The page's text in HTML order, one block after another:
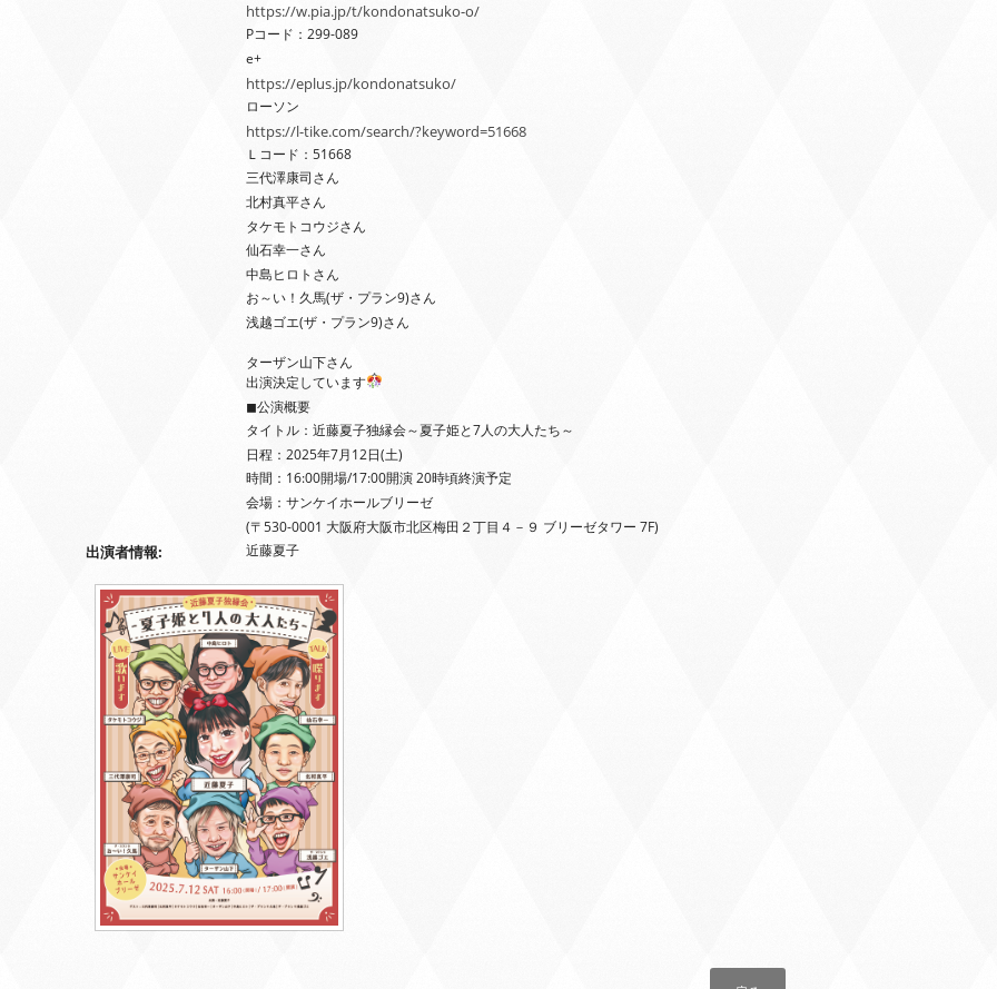
https://w.pia.jp/t/kondonatsuko-o/
Pコード：299-089
e+
https://eplus.jp/kondonatsuko/
ローソン
https://l-tike.com/search/?keyword=51668
Ｌコード：51668
三代澤康司さん
北村真平さん
タケモトコウジさん
仙石幸一さん
中島ヒロトさん
お～い！久馬(ザ・プラン9)さん
浅越ゴエ(ザ・プラン9)さん
ターザン山下さん
出演決定しています
◼︎公演概要
タイトル：近藤夏子独縁会～夏子姫と7人の大人たち～
日程：2025年7月12日(土)
時間：16:00開場/17:00開演 20時頃終演予定
会場：サンケイホールブリーゼ
(〒530-0001 大阪府大阪市北区梅田２丁目４－９ ブリーゼタワー 7F)
出演者情報 近藤夏子